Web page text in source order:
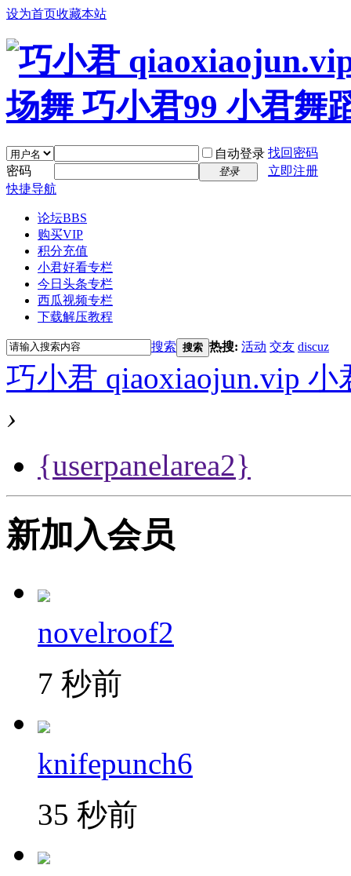
设为首页收藏本站
自动登录 找回密码
密码
登录
立即注册
快捷导航
论坛BBS
购买VIP
积分充值
小君好看专栏
今日头条专栏
西瓜视频专栏
下载解压教程
搜索 搜索 热搜: 活动 交友 discuz
巧小君 qiaoxiaojun.vip
›
{userpanelarea2}
新加入会员
novelroof2
7 秒前
knifepunch6
35 秒前